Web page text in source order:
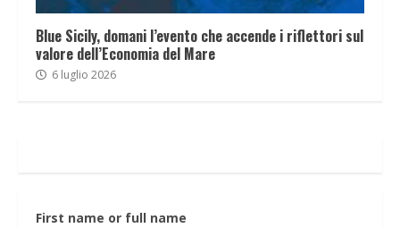
Blue Sicily, domani l’evento che accende i riflettori sul
valore dell’Economia del Mare
6 luglio 2026
First name or full name